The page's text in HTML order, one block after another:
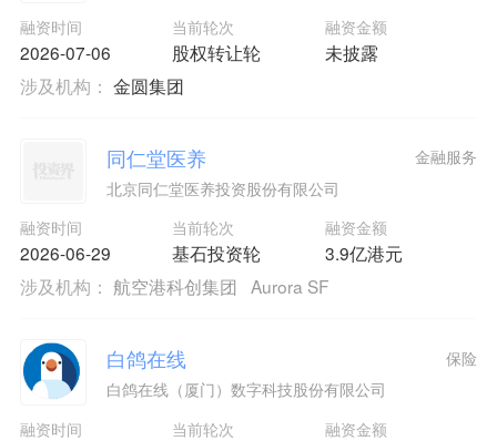
融资时间
2026-07-06
当前轮次
股权转让轮
融资金额
未披露
涉及机构： 金圆集团
同仁堂医养
北京同仁堂医养投资股份有限公司
融资时间
2026-06-29
当前轮次
基石投资轮
融资金额
3.9亿港元
金融服务
涉及机构： 航空港科创集团 Aurora SF
白鸽在线
白鸽在线（厦门）数字科技股份有限公司
融资时间
当前轮次 融资金额
保险